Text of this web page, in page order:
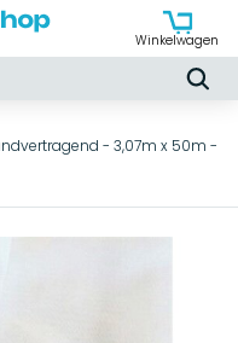
Winkelwagen
- 3,07m x 50m -